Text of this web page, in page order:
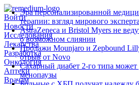
Войти
Новости
Исследования
Лекарства
Разработка
Онкология
Аптеки
Врачам
Эра персонализированной
терапии: взгляд мирового эксперта
AstraZeneca и Bristol Myers не
о возможном слиянии
Продажи Mounjaro и Zepbound
отрыв от Novo
Сахарный диабет 2‑го типа
менопаузы